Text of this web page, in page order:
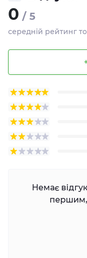
0 / 5
середній рейтинг
Немає
першим,